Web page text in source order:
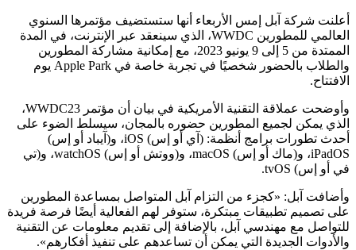
أعلنت شركة آبل إمس الأربعاء أنها ستستضيف مؤتمرها السنوي
العالمي للمطورين WWDC، الذي سينعقد عبر الإنترنت، في المدة
الممتدة من 5 إلى 9 يونيو 2023، مع إمكانية مشاركة المطورين
والطلاب بالحضور شخصيًا في تجربة خاصة في Apple Park يوم
الافتتاح.
وأوضحت عملاقة التقنية الأمريكية في بيان أن مؤتمر WWDC23،
الذي يمكن لجميع المطورين حضوره بالمجان، سيسلط الضوء على
أحدث تطورات برامج أنظمة: (آي أو إس) iOS، و(آيباد أو إس)
iPadOS، و(ماك أو إس) macOS، و(ووتش أو إس) watchOS، و(تي
في أو إس) tvOS.
وأضافت آبل: «كجزء من التزام آبل المتواصل بمساعدة المطورين
على تصميم تطبيقات مبتكرة، ستوفر لهم الفعالية أيضًا فرصة فريدة
للتواصل مع مهندسي آبل، بالإضافة إلى تقديم معلومات عن التقنية
والأدوات الجديدة التي يمكن أن تساعدهم على تنفيذ أفكارهم».